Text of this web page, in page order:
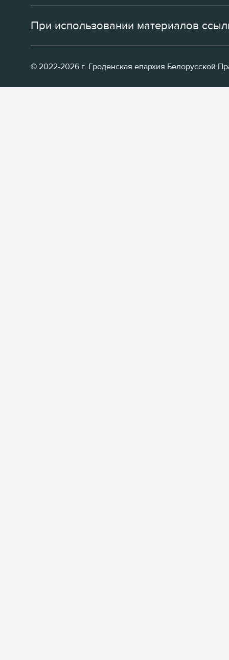
При использовании материалов
© 2022-2026 г. Гроденская епархия Белорусской